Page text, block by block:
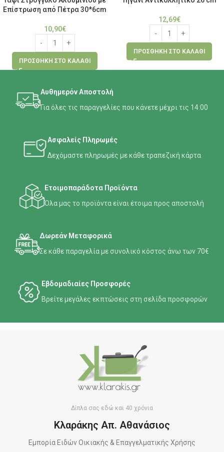
Επίστρωση από Πέτρα 30*6cm
10,90€
ΠΡΟΣΘΉΚΗ ΣΤΟ ΚΑΛΆΘΙ
12,69€
ΠΡΟΣΘΉΚΗ ΣΤΟ ΚΑΛΆΘΙ
Αυθημερόν Αποστολή
Για όλες τις παραγγελίες που κάνετε μέχρι τις 14:00
Ασφαλείς Πληρωμές
Δεχόμαστε πληρωμές με κάθε τραπεζική κάρτα
Ετοιμοπαράδοτα Προϊόντα
Όλα μας το προϊόντα είναι έτοιμα προς αποστολή
Δωρεάν Μεταφορικά
Σε κάθε παραγελία με συνολικό κόστος άνω των 70€
Εβδομαδιαίες Προσφορές
Βρείτε μεγάλες εκπτώσεις στη σελίδα προσφορών
Δίπλα σας εδώ και 40 χρόνια
Κλαράκης Απ. Αθανάσιος
Εμπορία Ειδών Οικιακής & Επαγγελματικής Χρήσης